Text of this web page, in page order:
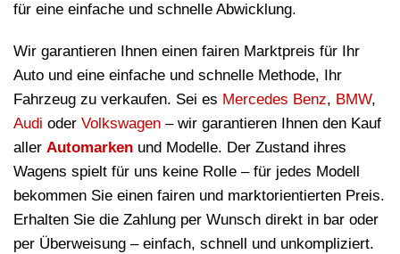
für eine einfache und schnelle Abwicklung.
Wir garantieren Ihnen einen fairen Marktpreis für Ihr
Auto und eine einfache und schnelle Methode, Ihr
Fahrzeug zu verkaufen. Sei es Mercedes Benz, BMW,
Audi oder Volkswagen – wir garantieren Ihnen den Kauf
aller Automarken und Modelle. Der Zustand ihres
Wagens spielt für uns keine Rolle – für jedes Modell
bekommen Sie einen fairen und marktorientierten Preis.
Erhalten Sie die Zahlung per Wunsch direkt in bar oder
per Überweisung – einfach, schnell und unkompliziert.